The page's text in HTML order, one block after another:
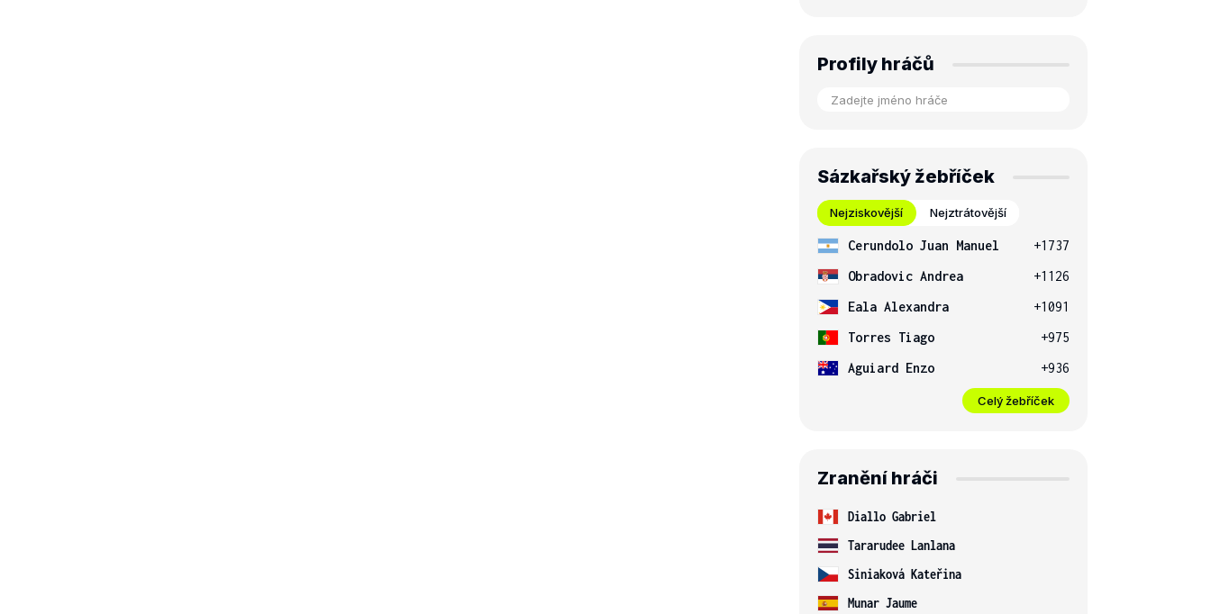
Profily hráčů
Sázkařský žebříček
Nejziskovější Nejztrátovější
Cerundolo Juan Manuel
+1737
Obradovic Andrea
+1126
Eala Alexandra
+1091
Torres Tiago
+975
Aguiard Enzo
+936
Celý žebříček
Zranění hráči
Diallo Gabriel
Tararudee Lanlana
Siniaková Kateřina
Munar Jaume